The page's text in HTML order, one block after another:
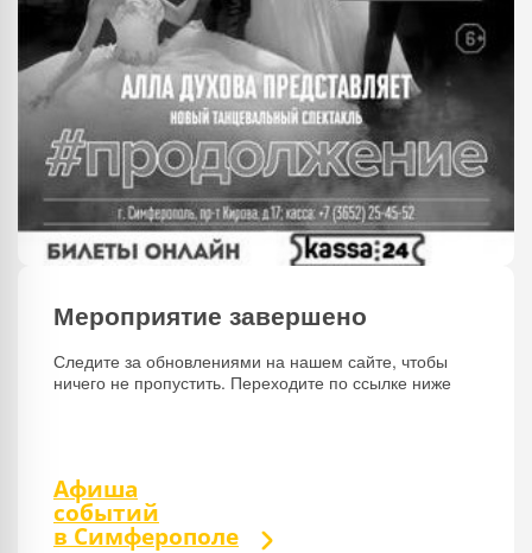
Мероприятие завершено
Следите за обновлениями на нашем сайте, чтобы
ничего не пропустить. Переходите по ссылке ниже
Афиша
событий
в Симферополе